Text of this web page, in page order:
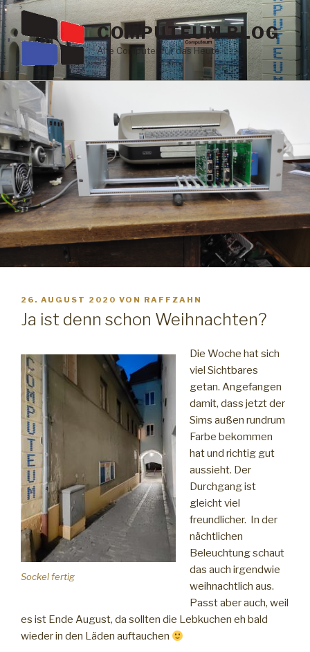
Zum
Inhalt
springen
COMPUTEUM BLOG
Alte Computer für das Heute
VERÖFFENTLICHT
AM
26. AUGUST 2020 VON RAFFZAHN
Ja ist denn schon Weihnachten?
Sockel fertig
Die Woche hat sich
viel Sichtbares
getan. Angefangen
damit, dass jetzt der
Sims außen rundrum
Farbe bekommen
hat und richtig gut
aussieht. Der
Durchgang ist
gleicht viel
freundlicher. In der
nächtlichen
Beleuchtung schaut
das auch irgendwie
weihnachtlich aus.
Passt aber auch, weil
es ist Ende August, da sollten die Lebkuchen eh bald
wieder in den Läden auftauchen